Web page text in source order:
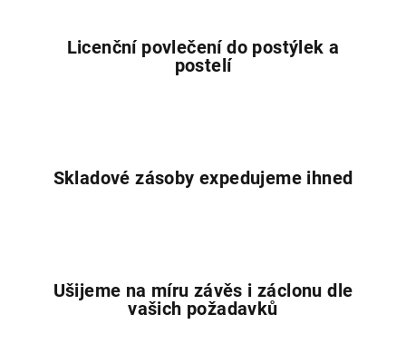
í
p
ý
Licenční povlečení do postýlek a
postelí
Skladové zásoby expedujeme ihned
Ušijeme na míru závěs i záclonu dle
vašich požadavků